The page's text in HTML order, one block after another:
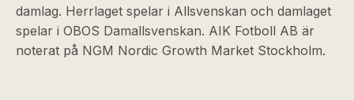
damlag. Herrlaget spelar i Allsvenskan och damlaget
spelar i OBOS Damallsvenskan. AIK Fotboll AB är
noterat på NGM Nordic Growth Market Stockholm.